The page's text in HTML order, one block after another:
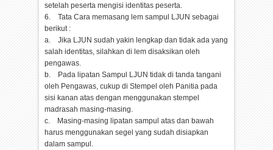
setelah peserta mengisi identitas peserta.
6. Tata Cara memasang lem sampul LJUN sebagai
berikut :
a. Jika LJUN sudah yakin lengkap dan tidak ada yang
salah identitas, silahkan di lem disaksikan oleh
pengawas.
b. Pada lipatan Sampul LJUN tidak di tanda tangani
oleh Pengawas, cukup di Stempel oleh Panitia pada
sisi kanan atas dengan menggunakan stempel
madrasah masing-masing.
c. Masing-masing lipatan sampul atas dan bawah
harus menggunakan segel yang sudah disiapkan
dalam sampul.